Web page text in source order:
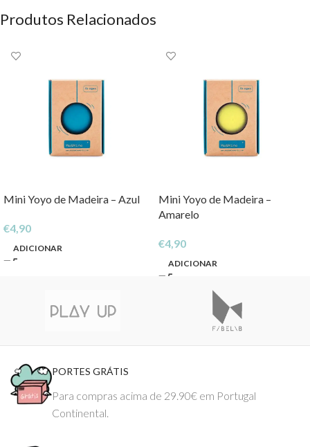
Produtos Relacionados
Mini Yoyo de Madeira – Azul
€4,90
ADICIONAR
Mini Yoyo de Madeira –
Amarelo
€4,90
ADICIONAR
PORTES GRÁTIS
Para compras acima de 29.90€ em Portugal
Continental.